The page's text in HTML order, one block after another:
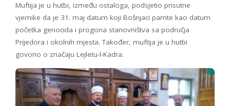
Muftija je u hutbi, između ostaloga, podsjetio prisutne
vjernike da je 31. maj datum koji Bošnjaci pamte kao datum
početka genocida i progona stanovništva sa područja
Prijedora i okolnih mjesta. Također, muftija je u hutbi
govorio o značaju Lejletu-l-Kadra.